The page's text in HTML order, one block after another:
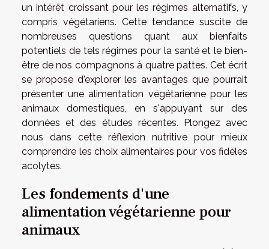
un intérêt croissant pour les régimes alternatifs, y
compris végétariens. Cette tendance suscite de
nombreuses questions quant aux bienfaits
potentiels de tels régimes pour la santé et le bien-
être de nos compagnons à quatre pattes. Cet écrit
se propose d'explorer les avantages que pourrait
présenter une alimentation végétarienne pour les
animaux domestiques, en s'appuyant sur des
données et des études récentes. Plongez avec
nous dans cette réflexion nutritive pour mieux
comprendre les choix alimentaires pour vos fidèles
acolytes.
Les fondements d'une
alimentation végétarienne pour
animaux